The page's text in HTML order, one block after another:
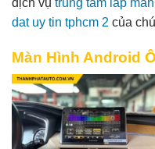
dat uy tin tphcm 2 của
Màn Hình Android